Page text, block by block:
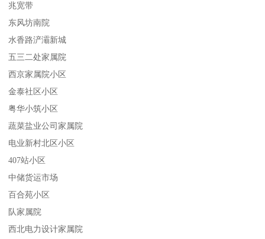
兆宽带
东风坊南院
水香路浐灞新城
五三二处家属院
西京家属院小区
金泰社区小区
粤华小筑小区
蔬菜盐业公司家属院
电业新村北区小区
407站小区
中储货运市场
百合苑小区
队家属院
西北电力设计家属院